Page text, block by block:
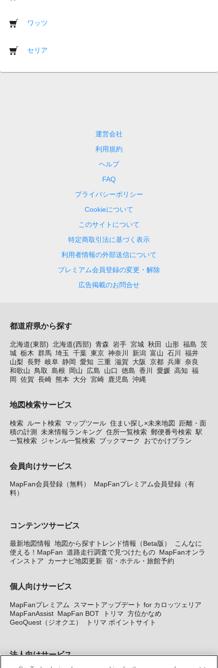
ワッツ
セリア
運営会社
利用規約
ヘルプ
FAQ
プライバシーポリシー
Cookieについて
このサイトについて
特定商取引法に基づく表示
利用者情報の外部送信について
プレミアム会員登録の変更・解除
広告掲載のお問合せ
都道府県から探す
北海道(東部) 北海道(西部) 青森 岩手 宮城 秋田 山形 福島 茨
城 栃木 群馬 埼玉 千葉 東京 神奈川 新潟 富山 石川
福井
山梨 長野 岐阜 静岡 愛知 三重 滋賀 大阪 京都 兵庫 奈良
和歌山
鳥取 島根 岡山 広島 山口 徳島 香川 愛媛 高知 福
岡
佐賀 長崎 熊本 大分 宮崎 鹿児島 沖縄
地図検索サービス
検索 ルート検索 マップツール 住まい探し×未来地図
距離・面
積の計測
未来情報ランキング 住所一覧検索 郵便番号検索 駅
一覧検索 ジャンル一覧検索 ブックマーク おでかけプラン
会員向けサービス
MapFan会員登録（無料）
MapFanプレミアム会員登録（有
料）
コンテンツサービス
最新地図情報 地図から探すトレンド情報（Beta版）
こんなに
使える！MapFan 道路走行調査で見つけたもの MapFanオンラ
インストア
カーナビ地図更新 宿・ホテル・旅館予約
個人向けサービス
MapFanプレミアム
スマートアップデート for カロッツェリア
MapFanAssist MapFan BOT トリマ 方位かなめ
GeoQuest（ジオクエ）
トリマ ポイントサイト
法人向けサービス